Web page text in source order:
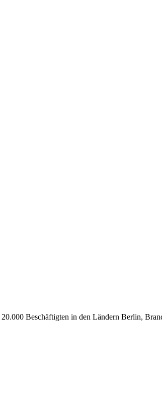
Beschäftigten in den Ländern Berlin,